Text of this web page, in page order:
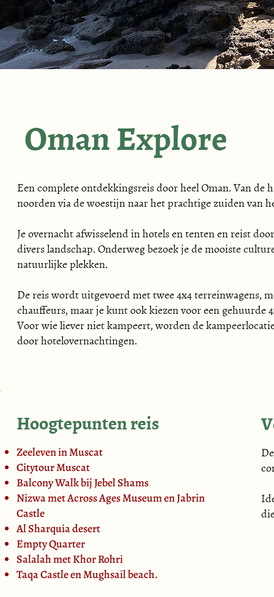
Oman Explore
Een complete ontdekkingsreis door heel Oman. Van de
noorden via de woestijn naar het prachtige zuiden van
Je overnacht afwisselend in hotels en tenten en reist
divers landschap. Onderweg bezoek je de mooiste
natuurlijke plekken.
De reis wordt uitgevoerd met twee 4x4 terreinwagens,
chauffeurs, maar je kunt ook kiezen voor een gehuurde
Voor wie liever niet kampeert, worden de
door hotelovernachtingen.
Hoogtepunten reis
Zeeleven in Muscat
Citytour Muscat
Balcony Walk bij Jebel Shams
Nizwa met Across Ages Museum en Jabrin
Castle
Al Sharquia desert
Empty Quarter
Salalah met Khor Rohri
Taqa Castle en Mughsail beach.